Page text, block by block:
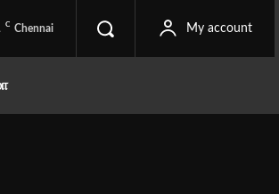
C Chennai My account